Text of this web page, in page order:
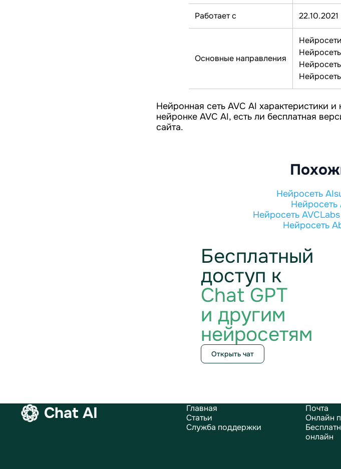
Работает с 22.10.2021
Основные направления
Нейронная сеть AVC AI характеристики
нейронке AVC AI, есть ли бесплатная
сайта.
Нейросеть
Нейросеть
Нейросеть
Нейросеть
Бесплатный
доступ к
Chat GPT
и другим
нейросетям
Открыть чат
Chat AI
Главная
Статьи
Служба поддержки
Почта
Онлайн
онлайн